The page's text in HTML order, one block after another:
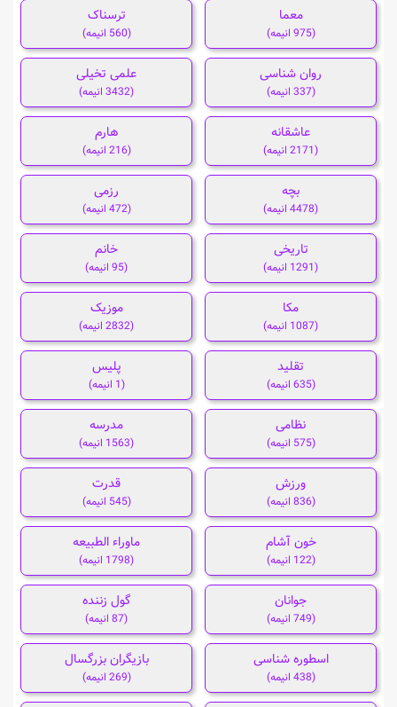
معما
(975 انیمه)
ترسناک
(560 انیمه)
روان شناسی
(337 انیمه)
علمی تخیلی
(3432 انیمه)
عاشقانه
(2171 انیمه)
هارم
(216 انیمه)
بچه
(4478 انیمه)
رزمی
(472 انیمه)
تاریخی
(1291 انیمه)
خانم
(95 انیمه)
مکا
(1087 انیمه)
موزیک
(2832 انیمه)
تقلید
(635 انیمه)
پلیس
(1 انیمه)
نظامی
(575 انیمه)
مدرسه
(1563 انیمه)
ورزش
(836 انیمه)
قدرت
(545 انیمه)
خون آشام
(122 انیمه)
ماوراء الطبیعه
(1798 انیمه)
جوانان
(749 انیمه)
گول زننده
(87 انیمه)
اسطوره شناسی
(438 انیمه)
بازیگران بزرگسال
(269 انیمه)